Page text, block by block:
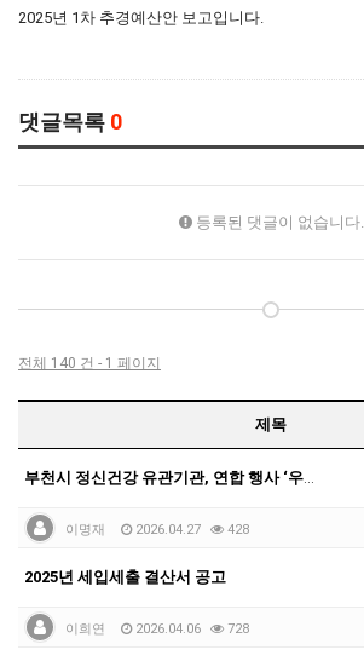
2025년 1차 추경예산안 보고입니다.
댓글목록 0
등록된 댓글이 없습니다.
전체 140 건 - 1 페이지
제목
부천시 정신건강 유관기관, 연합 행사 ‘우리들의 미션데…
이명재 2026.04.27 428
2025년 세입세출 결산서 공고
이희연 2026.04.06 728